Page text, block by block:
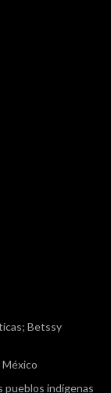
Betssy
pueblos indígenas